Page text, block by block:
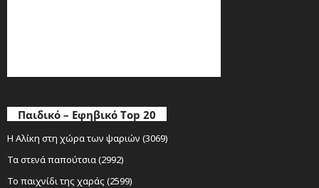
Παιδικό – Εφηβικό Top 20
Η Αλίκη στη χώρα των ψαριών (3069)
Τα στενά παπούτσια (2992)
Το παιχνίδι της χαράς (2599)